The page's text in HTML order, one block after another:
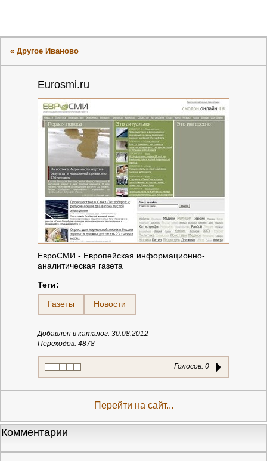
« Другое Иваново
Eurosmi.ru
ЕвроСМИ - Европейская информационно-
аналитическая газета
Теги:
Газеты
Новости
Добавлен в каталог: 30.08.2012
Переходов: 4878
Голосов: 0
Перейти на сайт...
Комментарии